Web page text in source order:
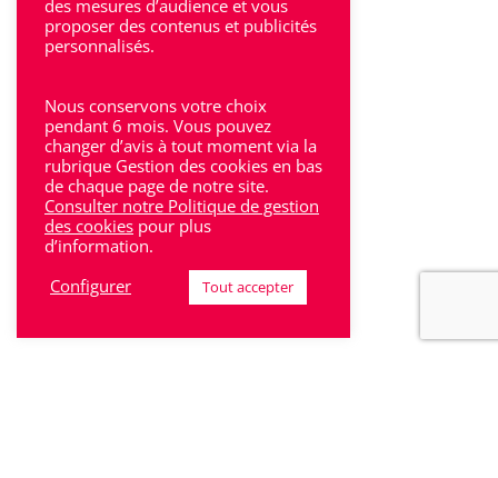
Perigueux
Sarlat
Sud-Gironde
Toulouse
Tulle
Villeneuve-Sur-Lot
des mesures d’audience et vous
proposer des contenus et publicités
personnalisés.
Nous conservons votre choix
pendant 6 mois. Vous pouvez
changer d’avis à tout moment via la
rubrique Gestion des cookies en bas
de chaque page de notre site.
Consulter notre Politique de gestion
des cookies pour plus
d’information.
Configurer
Tout accepter